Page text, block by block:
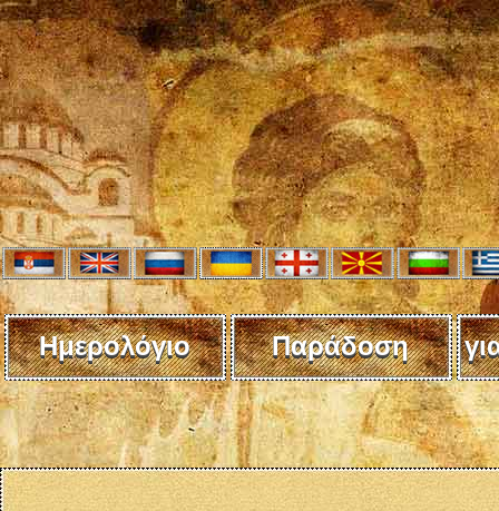
Ημερολόγιο Παράδοση